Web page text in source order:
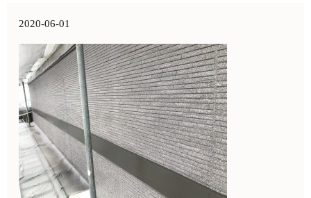
2020-06-01